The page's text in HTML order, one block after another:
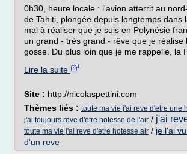
0h30, heure locale : l'avion atterrit au
de Tahiti, plongée depuis longtemps dans
mal à réaliser que je suis en Polynésie
un grand - très grand - rêve que je réalise
gosse. Du plus loin que je me rappelle, la
Lire la suite
Site : http://nicolaspettini.com
Thèmes liés : toute ma vie j'ai reve d'etre une
j'ai toujours reve d'etre hotesse de l'air / j'ai
toute ma vie j'ai reve d'etre hotesse air / je l'ai
d'un reve